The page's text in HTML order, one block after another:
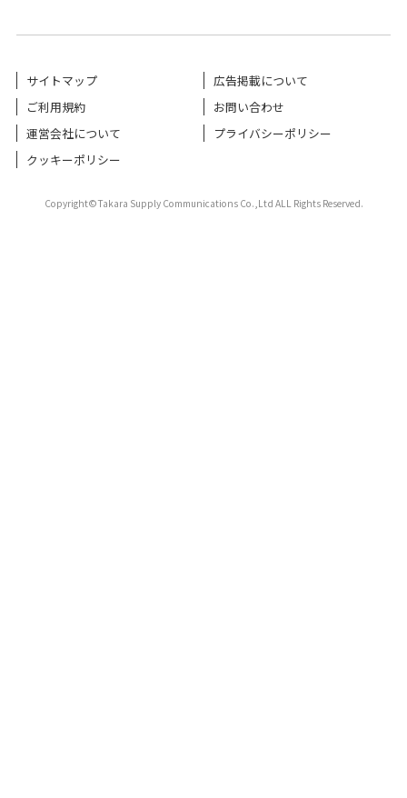
サイトマップ
広告掲載について
ご利用規約
お問い合わせ
運営会社について
プライバシーポリシー
クッキーポリシー
Copyright©Takara Supply Communications Co.,Ltd ALL Rights Reserved.